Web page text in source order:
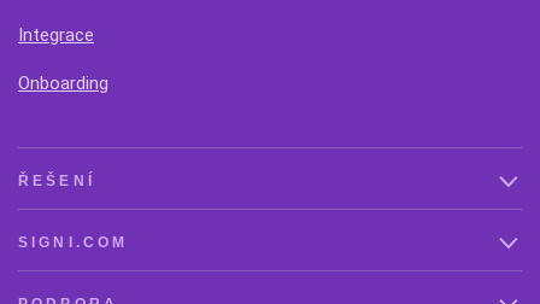
Integrace
Onboarding
ŘEŠENÍ
SIGNI.COM